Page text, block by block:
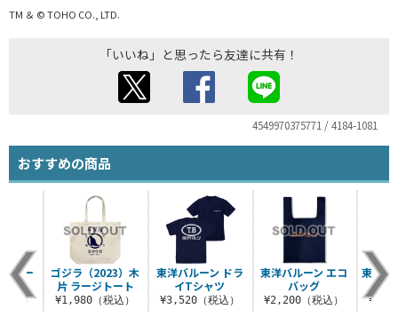
TM ＆ © TOHO CO., LTD.
「いいね」と思ったら友達に共有！
4549970375771 / 4184-1081
おすすめの商品
東洋バルーン ドラ
イTシャツ
¥3,520（税込）
東洋バルーン エコ
バッグ
¥2,200（税込）
東洋バ
ワー
ト
込）
ゴジラ（2023）木
片 ラージトート
¥1,980（税込）